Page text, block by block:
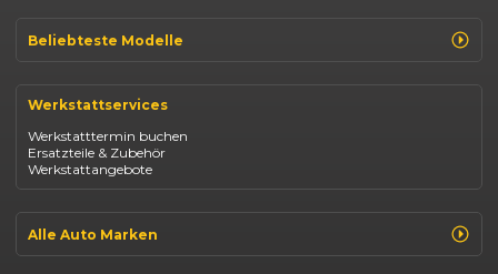
Beliebteste Modelle
Opel Corsa
Fiat 500
Dacia Duster
Dacia Sandero
Jeep Compass
Suzuki Vitara
Suzuki Swift
Werkstattservices
Werkstatttermin buchen
Ersatzteile & Zubehör
Werkstattangebote
Alle Auto Marken